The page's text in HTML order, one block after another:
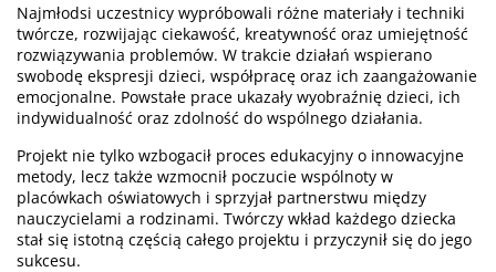
Najmłodsi uczestnicy wypróbowali różne materiały i techniki
twórcze, rozwijając ciekawość, kreatywność oraz umiejętność
rozwiązywania problemów. W trakcie działań wspierano
swobodę ekspresji dzieci, współpracę oraz ich zaangażowanie
emocjonalne. Powstałe prace ukazały wyobraźnię dzieci, ich
indywidualność oraz zdolność do wspólnego działania.
Projekt nie tylko wzbogacił proces edukacyjny o innowacyjne
metody, lecz także wzmocnił poczucie wspólnoty w
placówkach oświatowych i sprzyjał partnerstwu między
nauczycielami a rodzinami. Twórczy wkład każdego dziecka
stał się istotną częścią całego projektu i przyczynił się do jego
sukcesu.